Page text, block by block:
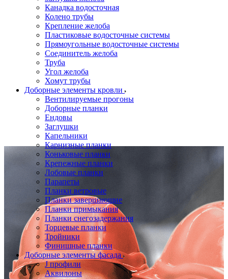
Канадка водосточная
Колено трубы
Крепление желоба
Пластиковые водосточные системы
Прямоугольные водосточные системы
Соединитель желоба
Труба
Угол желоба
Хомут трубы
Доборные элементы кровли
Вентилируемые прогоны
Доборные планки
Ендовы
Заглушки
Капельники
Карнизные планки
Коньковые планки
Крепежные планки
Лобовые планки
Парапеты
Планки ветровые
Планки завершающие
Планки примыкания
Планки снегозадержания
Торцевые планки
Тройники
Финишные планки
Доборные элементы фасада
J профили
Аквилоны